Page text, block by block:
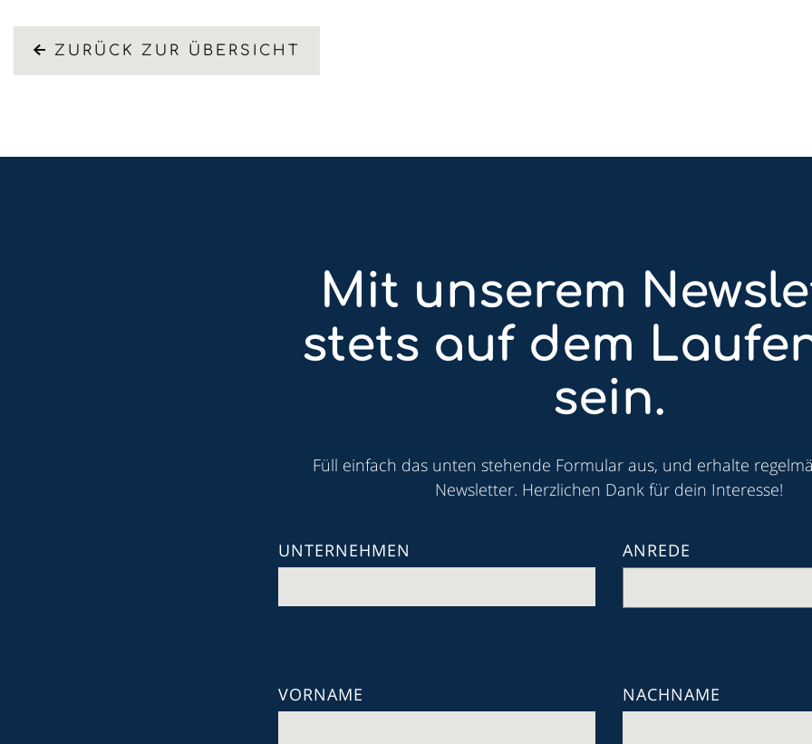
ZURÜCK ZUR ÜBERSICHT
Mit unserem
stets auf dem
sein.
Füll einfach das unten stehende Formular aus, und erhalte
Newsletter. Herzlichen Dank für dein Interesse!
UNTERNEHMEN ANREDE
VORNAME NACHNAME